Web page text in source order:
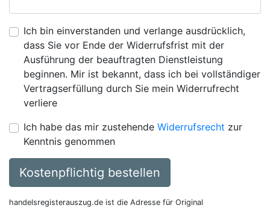
Ich bin einverstanden und verlange ausdrücklich,
dass Sie vor Ende der Widerrufsfrist mit der
Ausführung der beauftragten Dienstleistung
beginnen. Mir ist bekannt, dass ich bei vollständiger
Vertragserfüllung durch Sie mein Widerrufrecht
verliere
Ich habe das mir zustehende Widerrufsrecht zur
Kenntnis genommen
Kostenpflichtig bestellen
handelsregisterauszug.de ist die Adresse für Original